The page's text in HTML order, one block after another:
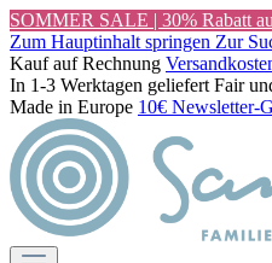
SOMMER SALE | 30% Rabatt
Zum Hauptinhalt springen Zur
Kauf auf Rechnung
In 1-3 Werktagen geliefert Fair
Made in Europe 10€ Newsletter-